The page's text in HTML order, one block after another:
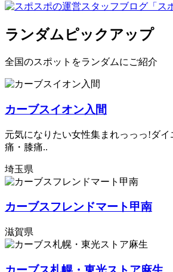
ランダムピックアップ
全国のスポットをランダムにご紹介
カーブスイオン入間
元気になりたい女性集まれっっっ!ダ
痛・膝痛..
埼玉県
カーブスフレンドマート甲南
滋賀県